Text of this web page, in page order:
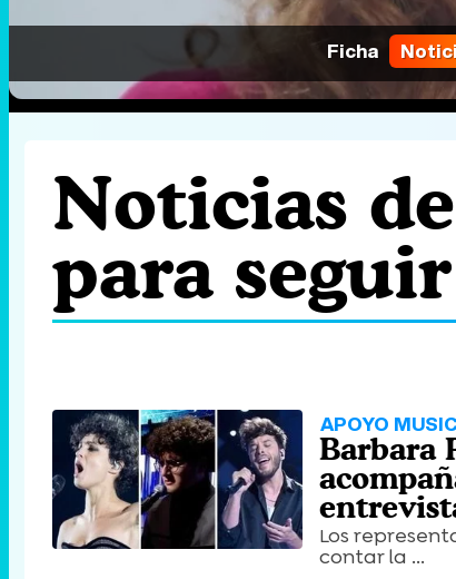
Ficha
Noticias
para
APOYO
Barbara
Los
contar la ...